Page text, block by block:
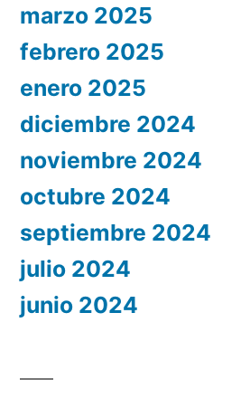
marzo 2025
febrero 2025
enero 2025
diciembre 2024
noviembre 2024
octubre 2024
septiembre 2024
julio 2024
junio 2024